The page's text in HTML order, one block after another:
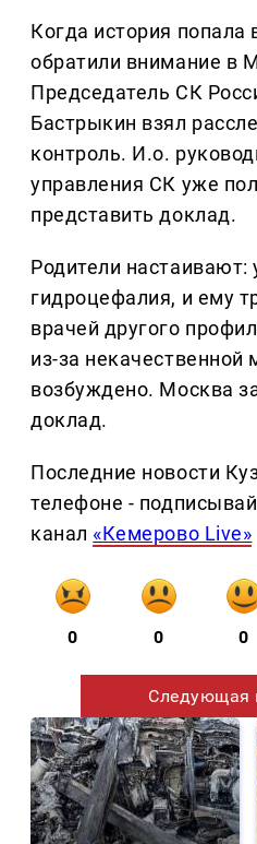
Когда история попала
обратили внимание в
Председатель СК
Бастрыкин взял
контроль. И.о.
управления СК уже
представить доклад.
Родители настаивают:
гидроцефалия, и ему
врачей другого
из-за
возбуждено. Москва
доклад.
Последние новости
телефоне -
канал «Кемерово Live»
0 0 0
Следующая